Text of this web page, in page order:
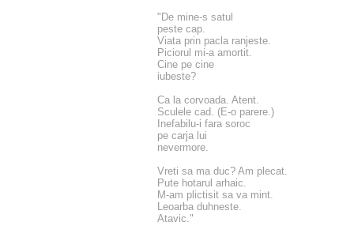
"De mine-s satul
peste cap.
Viata prin pacla ranjeste.
Piciorul mi-a amortit.
Cine pe cine
iubeste?
Ca la corvoada. Atent.
Sculele cad. (E-o parere.)
Inefabilu-i fara soroc
pe carja lui
nevermore.
Vreti sa ma duc? Am plecat.
Pute hotarul arhaic.
M-am plictisit sa va mint.
Leoarba duhneste.
Atavic."